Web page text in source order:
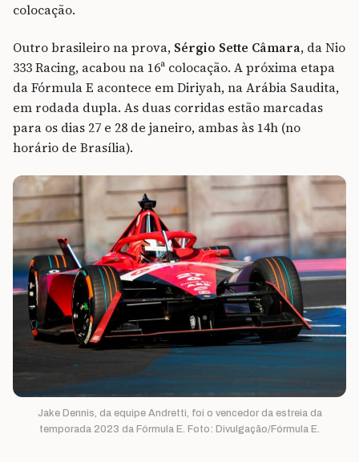
colocação.
Outro brasileiro na prova, Sérgio Sette Câmara, da Nio
333 Racing, acabou na 16ª colocação. A próxima etapa
da Fórmula E acontece em Diriyah, na Arábia Saudita,
em rodada dupla. As duas corridas estão marcadas
para os dias 27 e 28 de janeiro, ambas às 14h (no
horário de Brasília).
Jake Dennis, da equipe Andretti, foi o vencedor da estreia da
temporada 2023 da Fórmula E. Foto: Divulgação/Fórmula E.